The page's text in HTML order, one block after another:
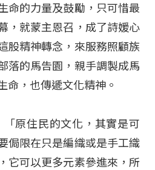
命的力量及鼓勵，只可惜最
，就蒙主恩召，成了詩媛心
股精神轉念，來服務照顧族
落的馬告園，親手調製成馬
命，也傳遞文化精神。
原住民的文化，其實是可
侷限在只是編織或是手工織
它可以更多元素參進來，所